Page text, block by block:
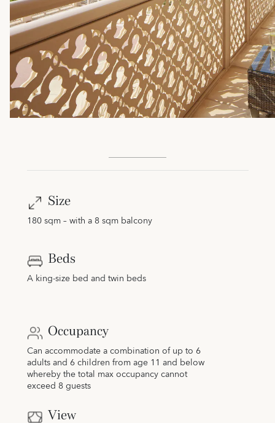
Size
180 sqm – with a 8 sqm balcony
Beds
A king-size bed and twin beds
Occupancy
Can accommodate a combination of up to 6
adults and 6 children from age 11 and below
whereby the total max occupancy cannot
exceed 8 guests
View